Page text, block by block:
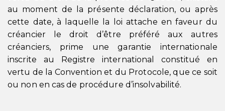
au moment de la présente déclaration, ou après
cette date, à laquelle la loi attache en faveur du
créancier le droit d’être préféré aux autres
créanciers, prime une garantie internationale
inscrite au Registre international constitué en
vertu de la Convention et du Protocole, que ce soit
ou non en cas de procédure d’insolvabilité.